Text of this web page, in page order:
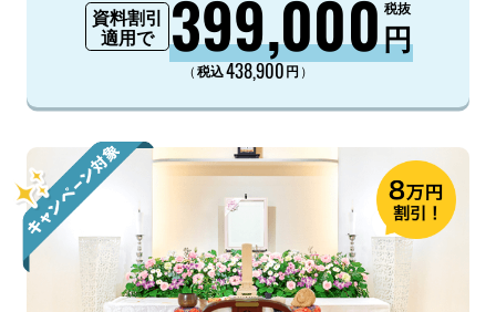
資料割引
適用で
399,000円
税抜
（税込438,900円 ）